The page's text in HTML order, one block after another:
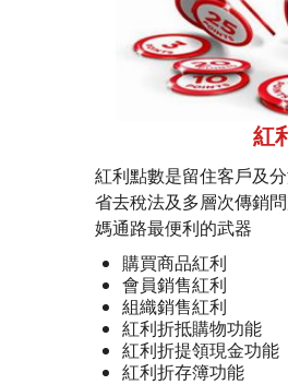
紅
紅利點數是留住客戶及
省去稅法及多層次傳銷
媽通路最便利的武器
購買商品紅利
會員銷售紅利
組織銷售紅利
紅利折抵購物功能
紅利折提領現金功能
紅利折存簿功能